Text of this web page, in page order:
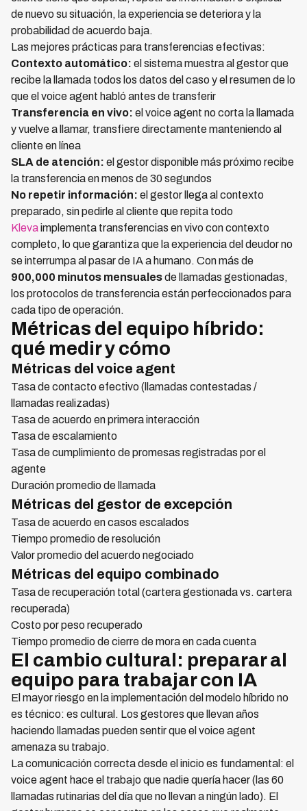
de nuevo su situación, la experiencia se deteriora y la
probabilidad de acuerdo baja.
Las mejores prácticas para transferencias efectivas:
Contexto automático: el sistema muestra al gestor que
recibe la llamada todos los datos del caso y el resumen de lo
que el voice agent habló antes de transferir
Transferencia en vivo: el voice agent no corta la llamada
y vuelve a llamar, transfiere directamente manteniendo al
cliente en línea
SLA de atención: el gestor disponible más próximo recibe
la transferencia en menos de 30 segundos
No repetir información: el gestor llega al contexto
preparado, sin pedirle al cliente que repita todo
Klevaimplementa transferencias en vivo con contexto
completo, lo que garantiza que la experiencia del deudor no
se interrumpa al pasar de IA a humano. Con más de
900,000 minutos mensualesde llamadas gestionadas,
los protocolos de transferencia están perfeccionados para
cada tipo de operación.
Métricas del equipo híbrido:
qué medir y cómo
Métricas del voice agent
Tasa de contacto efectivo (llamadas contestadas /
llamadas realizadas)
Tasa de acuerdo en primera interacción
Tasa de escalamiento
Tasa de cumplimiento de promesas registradas por el
agente
Duración promedio de llamada
Métricas del gestor de excepción
Tasa de acuerdo en casos escalados
Tiempo promedio de resolución
Valor promedio del acuerdo negociado
Métricas del equipo combinado
Tasa de recuperación total (cartera gestionada vs. cartera
recuperada)
Costo por peso recuperado
Tiempo promedio de cierre de mora en cada cuenta
El cambio cultural: preparar al
equipo para trabajar con IA
El mayor riesgo en la implementación del modelo híbrido no
es técnico: es cultural. Los gestores que llevan años
haciendo llamadas pueden sentir que el voice agent
amenaza su trabajo.
La comunicación correcta desde el inicio es fundamental: el
voice agent hace el trabajo que nadie quería hacer (las 60
llamadas rutinarias del día que no llevan a ningún lado). El